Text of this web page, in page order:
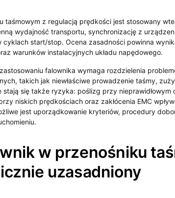
taśmowym z regulacją prędkości jest stosowany
wydajność transportu, synchronizację z
cyklach start/stop. Ocena zasadności powinna
warunków instalacyjnych układu napędowego.
falownika wymaga rozdzielenia
takich jak niewłaściwe prowadzenie taśmy,
stają się także ryzyka: poślizg przy nieprawidłowym
niskich prędkościach oraz zakłócenia EMC
jest uporządkowanie kryteriów, procedury
w przenośniku
uzasadniony